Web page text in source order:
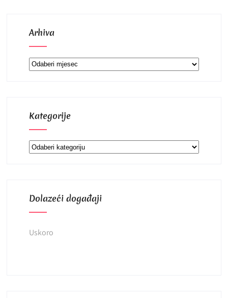
Arhiva
Arhiva
Kategorije
Kategorije
Dolazeći događaji
Uskoro